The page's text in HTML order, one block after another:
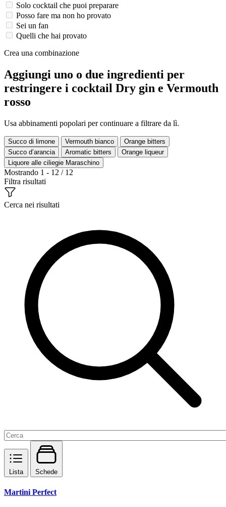
Solo cocktail che puoi preparare
Posso fare ma non ho provato
Sei un fan
Quelli che hai provato
Crea una combinazione
Aggiungi uno o due ingredienti per
restringere i cocktail Dry gin e Vermouth
rosso
Usa abbinamenti popolari per continuare a filtrare da lì.
Succo di limone Vermouth bianco
Orange bitters
Succo d’arancia
Aromatic bitters
Orange liqueur
Liquore alle ciliegie Maraschino
Mostrando 1 - 12 / 12
Filtra risultati
Cerca nei risultati
Lista Schede
Martini Perfect